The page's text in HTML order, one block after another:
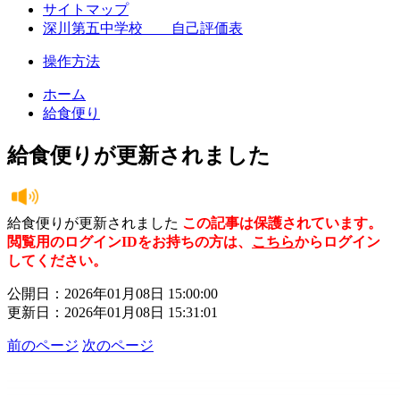
サイトマップ
深川第五中学校 自己評価表
操作方法
ホーム
給食便り
給食便りが更新されました
給食便りが更新されました この記事は保護されています。
閲覧用のログインIDをお持ちの方は、 こちらからログイン
してください。
公開日：2026年01月08日 15:00:00
更新日：2026年01月08日 15:31:01
前のページ 次のページ